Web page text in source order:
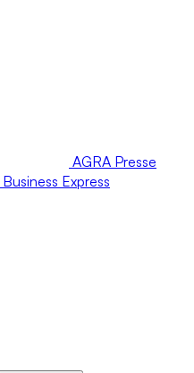
AGRA Presse
Business Express